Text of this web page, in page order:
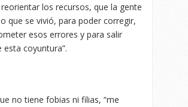
los recursos, que la gente
que se vivió, para poder corregir,
esos errores y para salir
esta coyuntura”.
no tiene fobias ni filias, “me